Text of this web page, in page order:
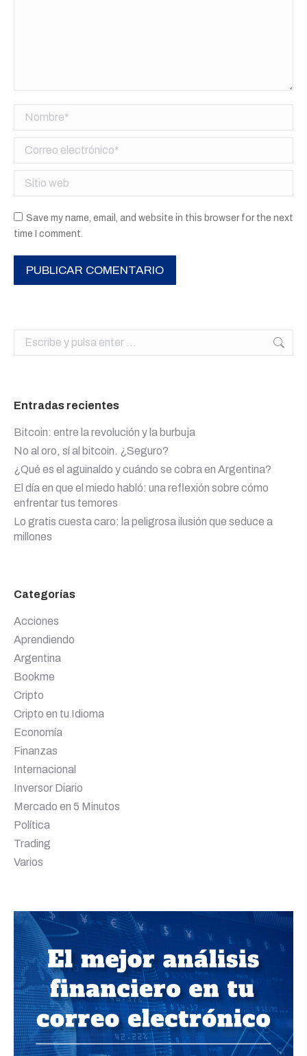
Nombre *
Correo electrónico *
Sitio web
Save my name, email, and website in this browser for the next
time I comment.
PUBLICAR COMENTARIO
Buscar:
Entradas recientes
Bitcoin: entre la revolución y la burbuja
No al oro, sí al bitcoin. ¿Seguro?
¿Qué es el aguinaldo y cuándo se cobra en Argentina?
El día en que el miedo habló: una reflexión sobre cómo
enfrentar tus temores
Lo gratis cuesta caro: la peligrosa ilusión que seduce a
millones
Categorías
Acciones
Aprendiendo
Argentina
Bookme
Cripto
Cripto en tu Idioma
Economía
Finanzas
Internacional
Inversor Diario
Mercado en 5 Minutos
Política
Trading
Varios